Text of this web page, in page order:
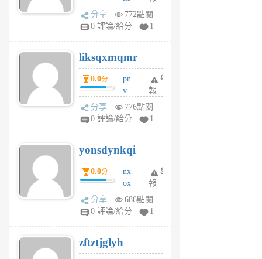
rv
pj
6
個
月
前
分享
772點閱
0 評論/給分
1
liksqxmqmr
0.0分
pn
v
wt
sv
6
個
月
前
舉
報
分享
776點閱
0 評論/給分
1
yonsdynkqi
0.0分
nx
ox
rh
pe
月
舉
報
分享
686點閱
0 評論/給分
1
zftztjglyh